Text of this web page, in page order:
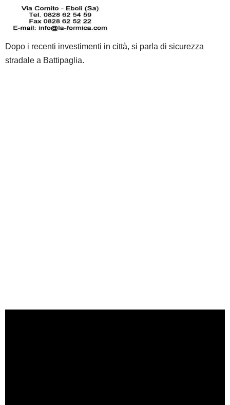
Dopo i recenti investimenti in città, si parla di sicurezza
stradale a Battipaglia.